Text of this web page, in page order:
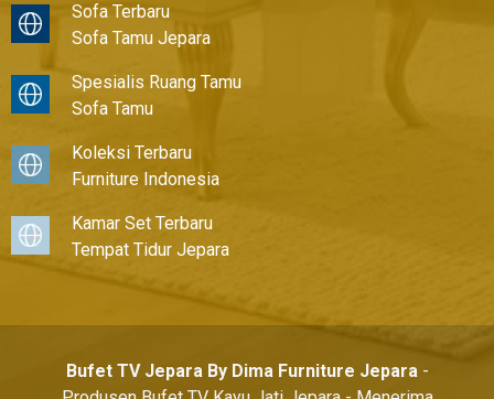
Sofa Terbaru
Sofa Tamu Jepara
Spesialis Ruang Tamu
Sofa Tamu
Koleksi Terbaru
Furniture Indonesia
Kamar Set Terbaru
Tempat Tidur Jepara
Bufet TV Jepara By Dima Furniture Jepara-